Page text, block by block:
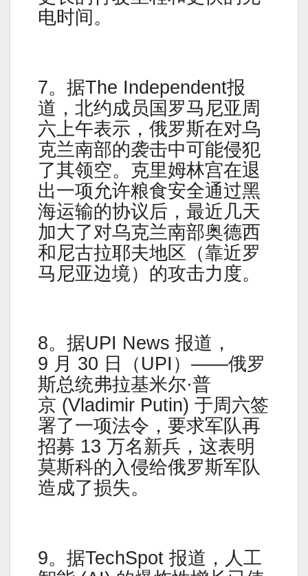
电时间。
7。据The Independent报
道，北约成员国罗马尼亚周
六上午表示，俄罗斯在对乌
克兰南部的袭击中可能侵犯
了其领空。克里姆林宫在退
出一项允许粮食安全通过黑
海运输的协议后，最近几天
加大了对乌克兰南部奥德西
和尼古拉耶夫地区（靠近罗
马尼亚边境）的攻击力度。
8。据UPI News 报道，
9 月 30 日（UPI）——俄罗
斯总统弗拉基米尔·普
京 (Vladimir Putin) 于周六签
署了一项法令，要求军队再
招募 13 万名新兵，这表明
莫斯科的入侵给俄罗斯军队
造成了损失。
9。据TechSpot 报道，人工